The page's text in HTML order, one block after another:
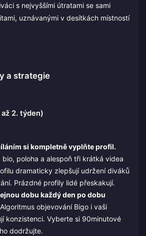
s nejvyššími útratami se sami
uznávanými v desítkách místností
a strategie
2. týden)
si kompletně vyplňte profil.
poloha a alespoň tři krátká videa
dramaticky zlepšují udržení diváků
Prázdné profily lidé přeskakují.
dobu každý den po dobu
Algoritmus objevování Bigo i vaši
konzistenci. Vyberte si 90minutové
dodržujte.